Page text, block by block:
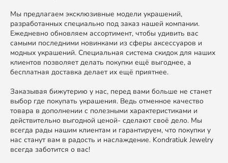
Мы предлагаем эксклюзивные модели украшений,
разработанных специально под заказ нашей компании.
Ежедневно обновляем ассортимент, чтобы удивить вас
самыми последними новинками из сферы аксессуаров и
модных украшений. Специальная система скидок для наших
клиентов позволяет делать покупки ещё выгоднее, а
бесплатная доставка делает их ещё приятнее.
Заказывая бижутерию у нас, перед вами больше не станет
выбор где покупать украшения. Ведь отменное качество
товара в дополнении с полезными характеристиками и
действительно выгодной ценой- сделают своё дело. Мы
всегда рады нашим клиентам и гарантируем, что покупки у
нас станут вам в радость и наслаждение. Kondratiuk Jewelry
всегда заботится о вас!